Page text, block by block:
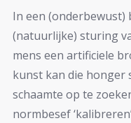
In een (onderbewust)
(natuurlijke) sturing
mens een artificiele
kunst kan die honger
schaamte op te
normbesef